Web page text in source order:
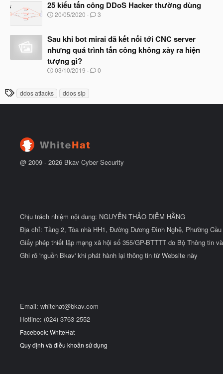
đ
ầ
y
b
ắ
ầ
u
25 kiểu tấn công DDoS Hacker thường dùng
N
y
ắ
t
đ
20/05/2020 3
Sau khi bot mirai đã kết nối tới CNC server
nhưng quá trình tấn công không xảy ra hiện
tượng gì?
N
u
03/10/2019 0
T
h
ddos attacks ddos sip
@ 2009 - 2026 Bkav Cyber Security
Chịu trách nhiệm nội dung: NGUYỄN THẢO DIỄM HẰNG
Địa chỉ: Tầng 2, Tòa nhà HH1, Đường Dương Đình Nghệ, Phường
Giấy phép thiết lập mạng xã hội số 355/GP-BTTTT do Bộ Thông tin
Ghi rõ 'nguồn Bkav' khi phát hành lại thông tin từ Website này
Email: whitehat@bkav.com
Hotline: (024) 3763 2552
Facebook: WhiteHat
Quy định và điều khoản sử dụng